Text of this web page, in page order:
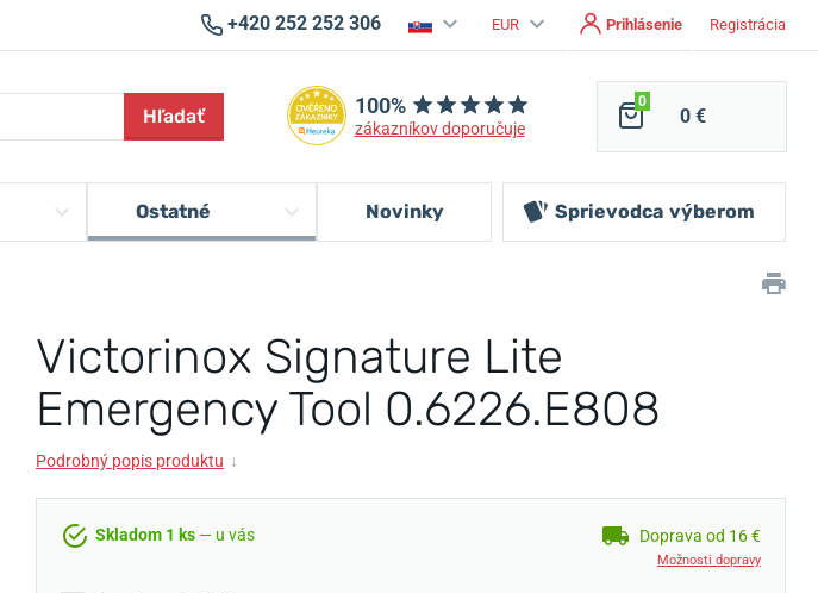
+420 252 252 306 EUR Prihlásenie Registrácia
Hľadať 100%
zákazníkov doporučuje
0
0 €
Ostatné Novinky Sprievodca výberom
Victorinox Signature Lite
Emergency Tool 0.6226.E808
Podrobný popis produktu ↓
Skladom 1 ks — u vás Doprava od 16 €
Možnosti dopravy